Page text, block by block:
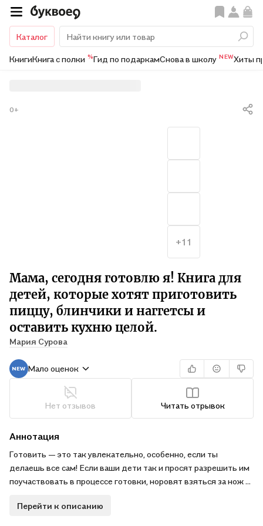
Каталог
КнигиКнига с полки %Гид по подаркамСнова в школу NEWХиты
Мама, сегодня готовлю я! Книга для
детей, которые хотят приготовить
пиццу, блинчики и наггетсы и
оставить кухню целой.
Мария Сурова
0+
Мало оценок
Нет отзывов Читать отрывок
+11
Аннотация
Готовить — это так увлекательно, особенно, если ты
делаешь все сам! Если ваши дети так и просят разрешить им
поучаствовать в процессе готовки, норовят взяться за нож и
сомнения и позволить им почувствовать себя юным поваром.
Перейти к описанию